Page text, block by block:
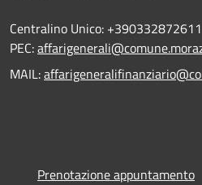
Centralino Unico: +390332872611
PEC:
MAIL:
Prenotazione appuntamento